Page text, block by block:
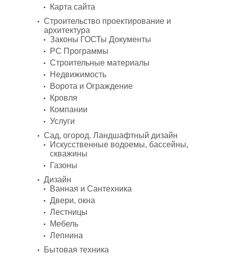
Карта сайта
Строительство проектирование и
архитектура
Законы ГОСТы Документы
PC Программы
Строительные материалы
Недвижимость
Ворота и Ограждение
Кровля
Компании
Услуги
Сад, огород. Ландшафтный дизайн
Искусственные водоемы, бассейны,
скважины
Газоны
Дизайн
Ванная и Сантехника
Двери, окна
Лестницы
Мебель
Лепнина
Бытовая техника